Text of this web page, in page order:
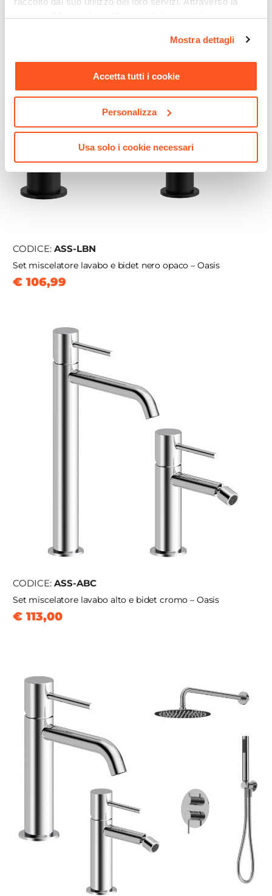
sezione "Mostra dettagli" è possibile gestire le proprie
momento. Per maggiori informazioni si invita a leggere la
nostraCookie Policy.
Mostra dettagli
Accetta tutti i cookie
Personalizza
Usa solo i cookie necessari
CODICE: ASS-LBN
Set miscelatore lavabo e bidet nero opaco – Oasis
€ 106,99
CODICE: ASS-ABC
Set miscelatore lavabo alto e bidet cromo – Oasis
€ 113,00